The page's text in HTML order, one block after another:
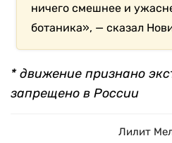
ничего смешнее и
ботаника», — сказал
* движение признано
запрещено в России
Лилит